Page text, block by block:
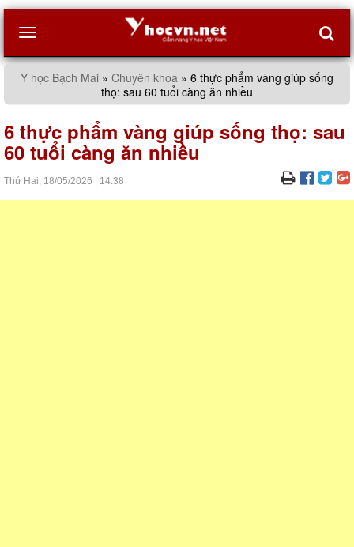
Y học Bạch Mai » Chuyên khoa » 6 thực phẩm vàng giúp sống
thọ: sau 60 tuổi càng ăn nhiều
6 thực phẩm vàng giúp sống thọ: sau
60 tuổi càng ăn nhiều
Thứ Hai, 18/05/2026 14:38